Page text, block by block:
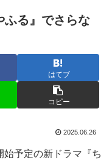
ふる』でさらな
はてブ
コピー
2025.06.26
予定の新ドラマ『ち